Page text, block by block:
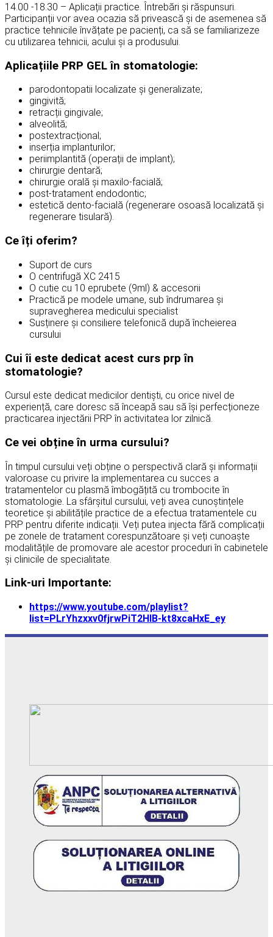
14.00 -18.30 – Aplicații practice. Întrebări și răspunsuri.
Participanții vor avea ocazia să privească și de asemenea să
practice tehnicile învățate pe pacienți, ca să se familiarizeze
cu utilizarea tehnicii, acului și a produsului.
Aplicațiile PRP GEL în stomatologie:
parodontopatii localizate și generalizate;
gingivită;
retracții gingivale;
alveolită;
postextracțional;
inserția implanturilor;
periimplantită (operații de implant);
chirurgie dentară;
chirurgie orală și maxilo-facială;
post-tratament endodontic;
estetică dento-facială (regenerare osoasă localizată și
regenerare tisulară).
Ce îți oferim?
Suport de curs
O centrifugă XC 2415
O cutie cu 10 eprubete (9ml) & accesorii
Practică pe modele umane, sub îndrumarea și
supravegherea medicului specialist
Susținere și consiliere telefonică după încheierea
cursului
Cui îi este dedicat acest curs prp în
stomatologie?
Cursul este dedicat medicilor dentiști, cu orice nivel de
experiență, care doresc să înceapă sau să își perfecționeze
practicarea injectării PRP în activitatea lor zilnică.
Ce vei obține în urma cursului?
În timpul cursului veți obține o perspectivă clară și informații
valoroase cu privire la implementarea cu succes a
tratamentelor cu plasmă îmbogățită cu trombocite în
stomatologie. La sfârșitul cursului, veți avea cunoștințele
teoretice și abilitățile practice de a efectua tratamentele cu
PRP pentru diferite indicații. Veți putea injecta fără complicații
pe zonele de tratament corespunzătoare și veți cunoaște
modalitățile de promovare ale acestor proceduri în cabinetele
și clinicile de specialitate.
Link-uri Importante:
https://www.youtube.com/playlist?
list=PLrYhzxxv0fjrwPiT2HlB-kt8xcaHxE_ey